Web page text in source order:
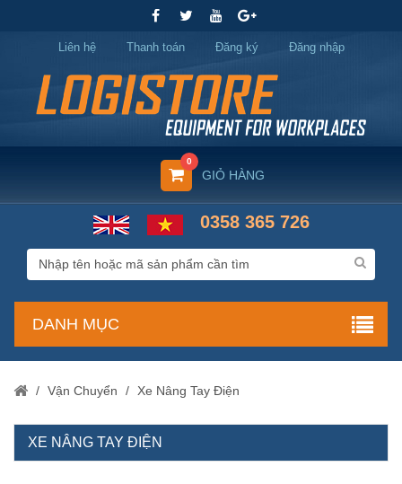
Liên hệ Thanh toán Đăng ký Đăng nhập
GIỎ HÀNG
0
0358 365 726
DANH MỤC
/ Vận Chuyển / Xe Nâng Tay Điện
XE NÂNG TAY ĐIỆN